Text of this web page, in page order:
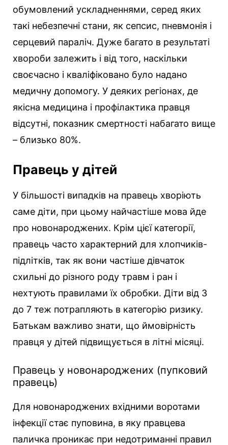
обумовлений ускладненнями, серед яких
такі небезпечні стани, як сепсис, пневмонія і
серцевий параліч. Дуже багато в результаті
хвороби залежить і від того, наскільки
своєчасно і кваліфіковано було надано
медичну допомогу. У деяких регіонах, де
якісна медицина і профілактика правця
відсутні, показник смертності набагато вище
– близько 80%.
Правець у дітей
У більшості випадків на правець хворіють
саме діти, при цьому найчастіше мова йде
про новонароджених. Крім цієї категорії,
правець часто характерний для хлопчиків-
підлітків, так як вони частіше дівчаток
схильні до різного роду травм і ран і
нехтують правилами їх обробки. Діти від 3
до 7 теж потрапляють в категорію ризику.
Батькам важливо знати, що ймовірність
правця у дітей підвищується в літні місяці.
Правець у новонароджених (пупковий
правець)
Для новонароджених вхідними воротами
інфекції стає пуповина, в яку правцева
паличка проникає при недотриманні правил